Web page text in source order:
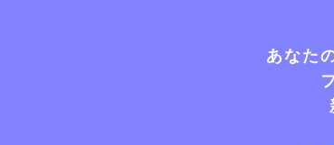
あなた